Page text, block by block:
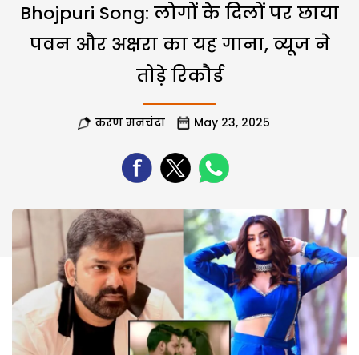
Bhojpuri Song: लोगों के दिलों पर छाया
पवन और अक्षरा का यह गाना, व्यूज ने
तोड़े रिकौर्ड
करण मनचंदा May 23, 2025